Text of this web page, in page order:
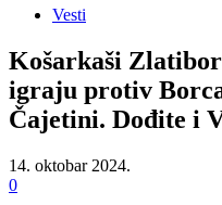
Vesti
Košarkaši
igraju protiv
Čajetini. Dođite i
14. oktobar 2024.
0